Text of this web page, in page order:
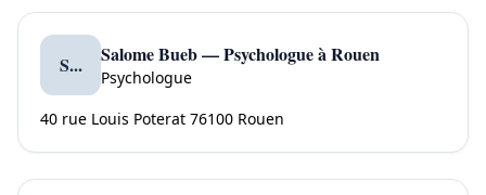
S... Salome Bueb — Psychologue à Rouen
Psychologue
40 rue Louis Poterat 76100 Rouen